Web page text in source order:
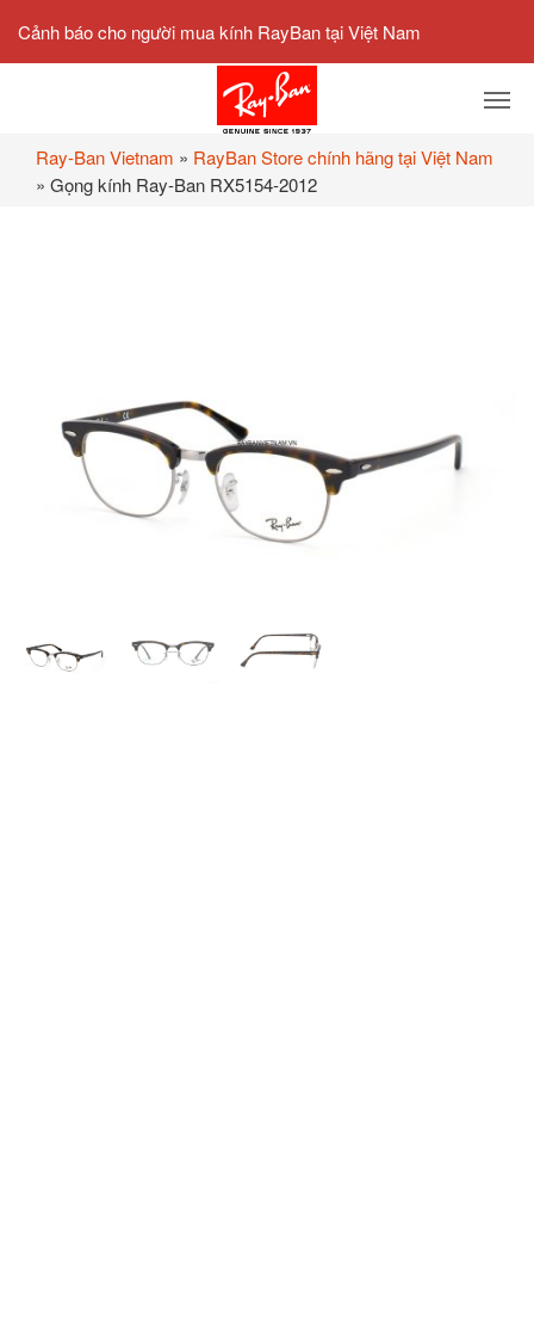
Cảnh báo cho người mua kính RayBan tại Việt Nam
Ray-Ban Vietnam » RayBan Store chính hãng tại Việt Nam
» Gọng kính Ray-Ban RX5154-2012